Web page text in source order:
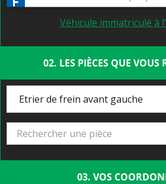
Véhicule immatriculé à
02. LES PIÈCES QUE VOUS
Etrier de frein avant gauche
03. VOS